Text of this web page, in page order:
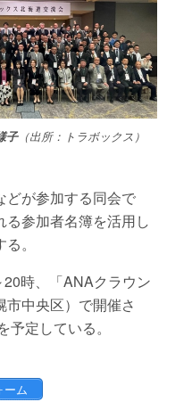
子（出所：トラボックス）
どが参加する同会で
参加者名簿を活用し
。
時、「ANAクラウン
中央区）で開催さ
定している。
ーム